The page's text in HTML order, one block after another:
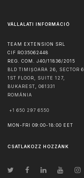
VÁLLALATI INFORMÁCIÓ
TEAM EXTENSION SRL
CIF RO35062448
REG. COM. J40/11836/2015
BLD TIMIȘOARA 26, SECTOR 6,
1ST FLOOR, SUITE 127,
BUKAREST
061331
ROMÁNIA
+1 650 297 6550
MON-FRI 09:00-18:00 EET
CSATLAKOZZ HOZZÁNK